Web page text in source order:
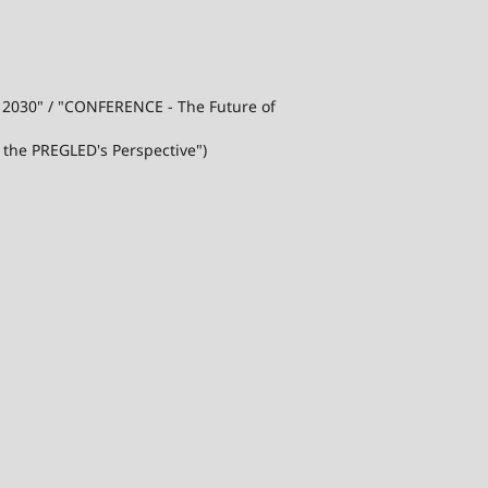
/ "CONFERENCE - The Future of
PREGLED's Perspective")